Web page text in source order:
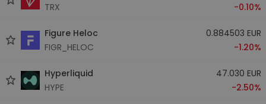
TRX
-0.10%
Figure Heloc
FIGR_HELOC
0.884503 EUR
-1.20%
Hyperliquid
HYPE
47.030 EUR
-2.50%